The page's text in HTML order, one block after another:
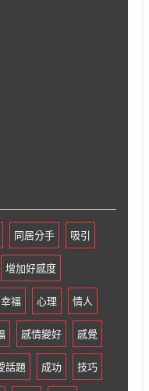
同居分手 吸引
增加好感度
幸福 心理 情人
感情變好 感覺
話題 成功 技巧